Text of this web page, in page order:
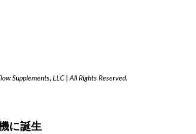
Supplements, LLC | All Rights Reserved.
に誕生